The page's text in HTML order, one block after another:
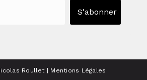
S'abonner
Roullet| Mentions Légales